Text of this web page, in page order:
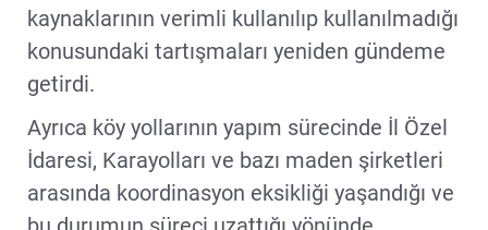
kaynaklarının verimli kullanılıp kullanılmadığı
konusundaki tartışmaları yeniden gündeme
getirdi.
Ayrıca köy yollarının yapım sürecinde İl Özel
İdaresi, Karayolları ve bazı maden şirketleri
arasında koordinasyon eksikliği yaşandığı ve